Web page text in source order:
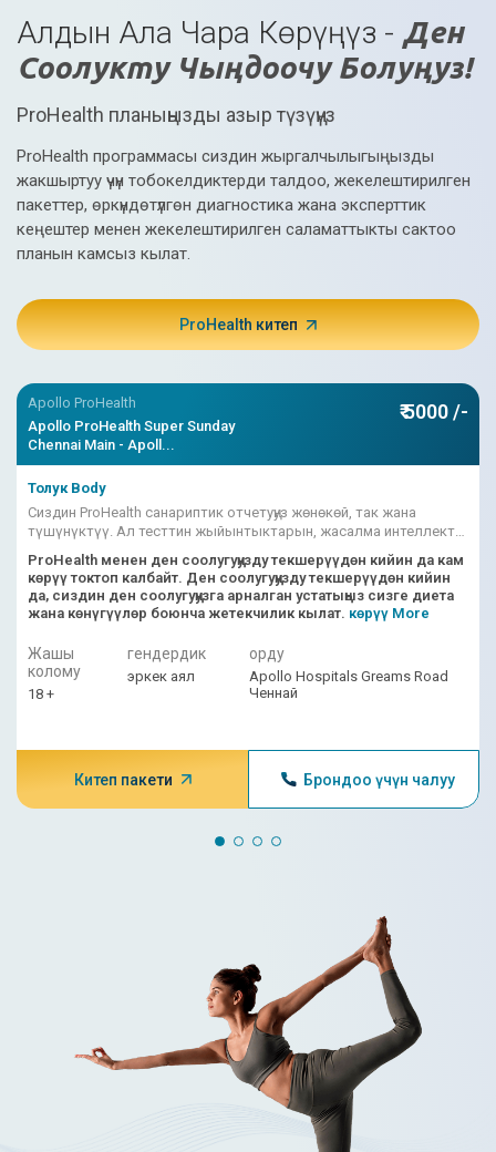
микротолкундуу энергияны же
радиожыштык толкундарын колдонууну
камтыйт.
пайда:
Ашыкча этек кир канынан жапа чеккен
аялдар үчүн эффективдүү чечим
сунуштайт.
Минималдуу инвазивдик, бейтаптарга
кадимки иш-аракеттерине тез кайтып
Жатынды сактайт, көпчүлүк учурларда чоң
операциядан качат.
Толук маалымат
6. MRI жетектеген HIFU
MRI жетектеген HIFU аялдардын жатын
миомасын салттуу дарылоого
инвазивдүү эмес альтернатива сунуш
кылат. Ал магниттик-резонанстык
томографияны (MR) жана жогорку
интенсивдүү фокустук УЗИ (HIFU)
айкалыштырат. Аялдар үчүн
артыкчылыктары төмөнкүлөрдү
кетүүдө, минималдуу ыңгайсыздык
менен так жетекчиликке алынган
Учурдагы аялдар үчүн дарылоо
ыкмалары дары-дармектерди же
миоманы хирургиялык алып салууну
камтыйт. Миомаларды алып салуу
хирургиясынын учурдагы дарылоо
варианттарынан айырмаланып, MR-
Алдын Ала Чара Көрүңүз - Ден
Соолукту Чыңдоочу Болуңуз!
ProHealth планыңызды азыр түзүңүз
ProHealth программасы сиздин жыргалчылыгыңызды
жакшыртуу үчүн тобокелдиктерди талдоо, жекелештирилген
пакеттер, өркүндөтүлгөн диагностика жана эксперттик
кеңештер менен жекелештирилген саламаттыкты сактоо
планын камсыз кылат.
ProHealth китеп
Apollo ProHealth
Apollo ProHealth Super Sunday
Chennai Main - Apoll...
₹ 5000 /-
Толук Body
Сиздин ProHealth санариптик отчетуңуз жөнөкөй, так жана
түшүнүктүү. Ал тесттин жыйынтыктарын, жасалма интеллект
чечмелөөлөрүн бириктирет.
ProHealth менен ден соолугуңузду текшерүүдөн кийин да кам
көрүү токтоп калбайт. Ден соолугуңузду текшерүүдөн кийин
да, сиздин ден соолугуңузга арналган устатыңыз сизге диета
жана көнүгүүлөр боюнча жетекчилик кылат. көрүү More
Жашы
колому
18 +
гендердик
эркек аял
орду
Apollo Hospitals Greams Road
Ченнай
Китеп пакети Брондоо үчүн чалуу